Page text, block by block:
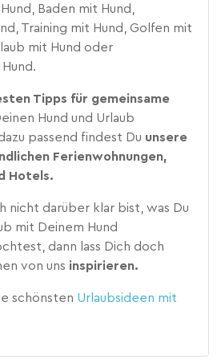
Baden mit Hund,
Training mit Hund, Golfen mit
mit Hund oder
Tipps für gemeinsame
Hund und Urlaub
passend findest Du unsere
Ferienwohnungen,
Hotels.
nicht darüber klar bist, was Du
mit Deinem Hund
dann lass Dich doch
von uns inspirieren.
schönsten Urlaubsideen mit